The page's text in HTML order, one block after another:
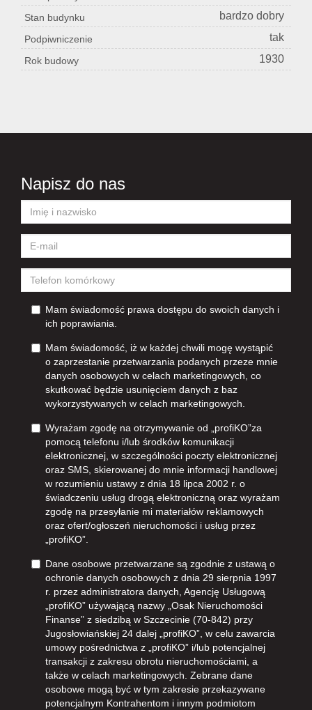
Stan budynku bardzo dobry
Podpiwniczenie tak
Rok budowy 1930
Napisz do nas
Mam świadomość prawa dostępu do swoich danych i
ich poprawiania.
Mam świadomość, iż w każdej chwili mogę wystąpić
o zaprzestanie przetwarzania podanych przeze mnie
danych osobowych w celach marketingowych, co
skutkować będzie usunięciem danych z baz
wykorzystywanych w celach marketingowych.
Wyrażam zgodę na otrzymywanie od „profiKO”za
pomocą telefonu i/lub środków komunikacji
elektronicznej, w szczególności poczty elektronicznej
oraz SMS, skierowanej do mnie informacji handlowej
w rozumieniu ustawy z dnia 18 lipca 2002 r. o
świadczeniu usług drogą elektroniczną oraz wyrażam
zgodę na przesyłanie mi materiałów reklamowych
oraz ofert/ogłoszeń nieruchomości i usług przez
„profiKO”.
Dane osobowe przetwarzane są zgodnie z ustawą o
ochronie danych osobowych z dnia 29 sierpnia 1997
r. przez administratora danych, Agencję Usługową
„profiKO” używającą nazwy „Osak Nieruchomości
Finanse” z siedzibą w Szczecinie (70-842) przy
Jugosłowiańskiej 24 dalej „profiKO”, w celu zawarcia
umowy pośrednictwa z „profiKO” i/lub potencjalnej
transakcji z zakresu obrotu nieruchomościami, a
także w celach marketingowych. Zebrane dane
osobowe mogą być w tym zakresie przekazywane
potencjalnym Kontrahentom i innym podmiotom